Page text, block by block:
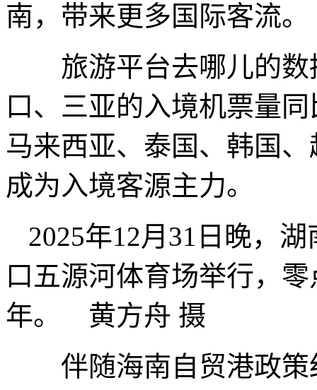
南，带来更多国际客流。
旅游平台去哪儿的数
口、三亚的入境机票量
马来西亚、泰国、韩国
成为入境客源主力。
2025年12月31日晚，
口五源河体育场举行，
年。 黄方舟 摄
伴随海南自贸港政策